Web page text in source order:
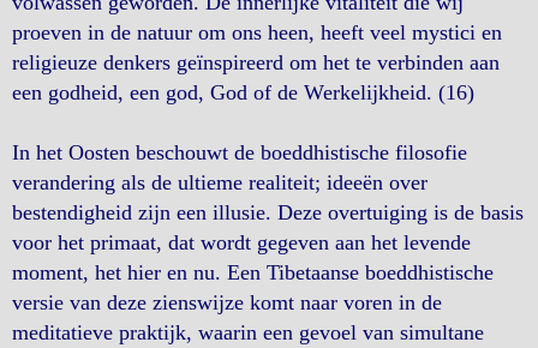
proeven in de natuur om ons heen, heeft veel mystici en
religieuze denkers geïnspireerd om het te verbinden aan
een godheid, een god, God of de Werkelijkheid. (16)
In het Oosten beschouwt de boeddhistische filosofie
verandering als de ultieme realiteit; ideeën over
bestendigheid zijn een illusie. Deze overtuiging is de basis
voor het primaat, dat wordt gegeven aan het levende
moment, het hier en nu. Een Tibetaanse boeddhistische
versie van deze zienswijze komt naar voren in de
meditatieve praktijk, waarin een gevoel van simultane